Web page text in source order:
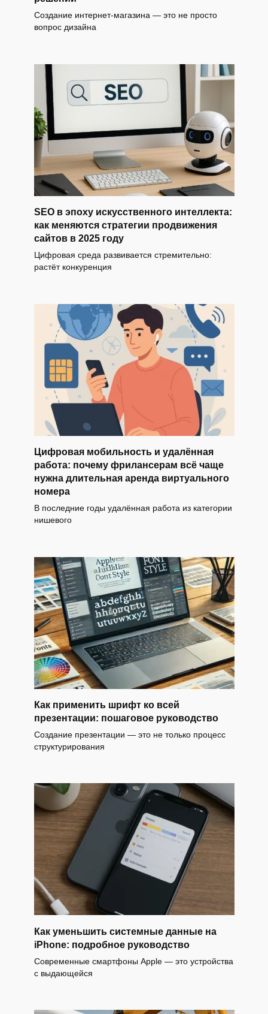
Создание интернет-магазина — это не просто
вопрос дизайна
SEO в эпоху искусственного интеллекта:
как меняются стратегии продвижения
сайтов в 2025 году
Цифровая среда развивается стремительно:
растёт конкуренция
Цифровая мобильность и удалённая
работа: почему фрилансерам всё чаще
нужна длительная аренда виртуального
номера
В последние годы удалённая работа из категории
нишевого
Как применить шрифт ко всей
презентации: пошаговое руководство
Создание презентации — это не только процесс
структурирования
Как уменьшить системные данные на
iPhone: подробное руководство
Современные смартфоны Apple — это устройства
с выдающейся